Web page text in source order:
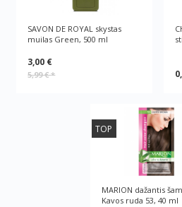
SAVON DE ROYAL skystas
muilas Green, 500 ml
3,00 €
5,99 €*
TOP
MARION dažantis
Kavos ruda 53, 40 ml